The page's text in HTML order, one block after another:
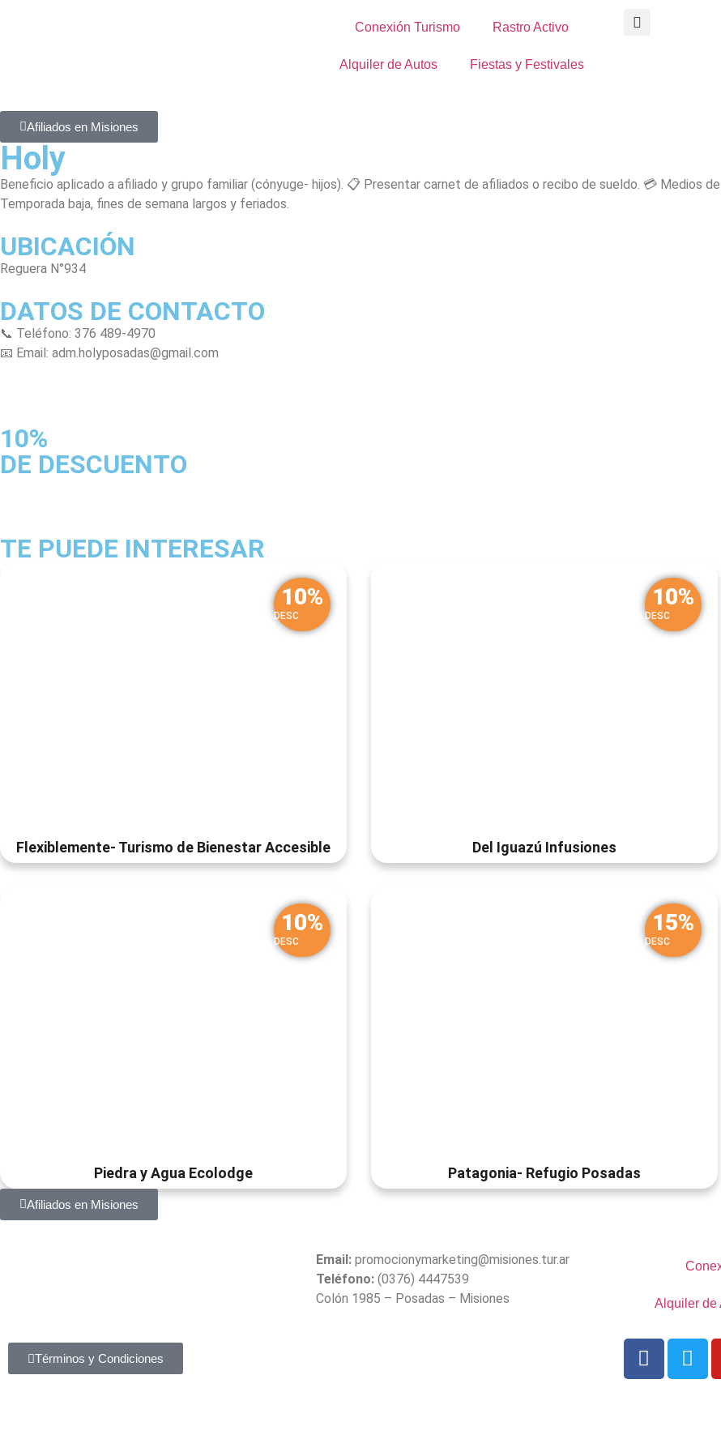
Conexión Turismo Rastro Activo
Alquiler de Autos Fiestas y Festivales
Afiliados en Misiones
Holy
Beneficio aplicado a afiliado y grupo familiar (cónyuge- hijos). 📋 Presentar carnet de afiliados o recibo de sueldo. 💳 Medios
Temporada baja, fines de semana largos y feriados.
UBICACIÓN
Reguera N°934
DATOS DE CONTACTO
📞 Teléfono: 376 489-4970
📧 Email: adm.holyposadas@gmail.com
10%
DE DESCUENTO
TE PUEDE INTERESAR
10%
DESC
Flexiblemente- Turismo de Bienestar Accesible
10%
DESC
Del Iguazú Infusiones
10%
DESC
Piedra y Agua Ecolodge
15%
DESC
Patagonia- Refugio Posadas
Afiliados en Misiones
Email:promocionymarketing@misiones.tur.ar
Teléfono:(0376) 4447539
Colón 1985 – Posadas – Misiones
Alquiler de
Términos y Condiciones